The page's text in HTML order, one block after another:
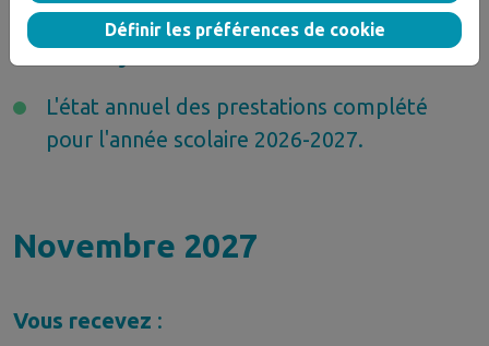
Vous envoyez:
L'état annuel des prestations complété
pour l'année scolaire 2026-2027.
Novembre 2027
Vous recevez :
Définir les préférences de cookie